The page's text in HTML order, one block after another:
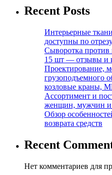
Recent Posts
Интерьерные
доступны по
Сыворотка против
15 шт — отзывы и
Проектирование,
грузоподъемного
козловые краны,
Ассортимент и
женщин, мужчин и
Обзор
возврата средств
Recent
Нет комментариев для